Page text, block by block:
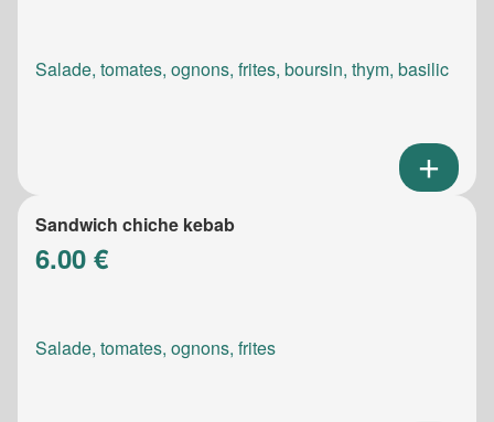
Salade, tomates, ognons, frites, boursin, thym, basilic
Sandwich chiche kebab
6.00 €
Salade, tomates, ognons, frites